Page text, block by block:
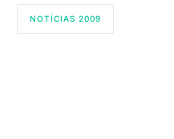
NOTÍCIAS 2009